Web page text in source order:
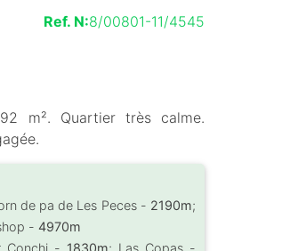
Ref. N:8/00801-11/4545
m². Quartier très calme.
de pa de Les Peces - 2190m;
-4970m
Conchi - 1830m; Las Copas -